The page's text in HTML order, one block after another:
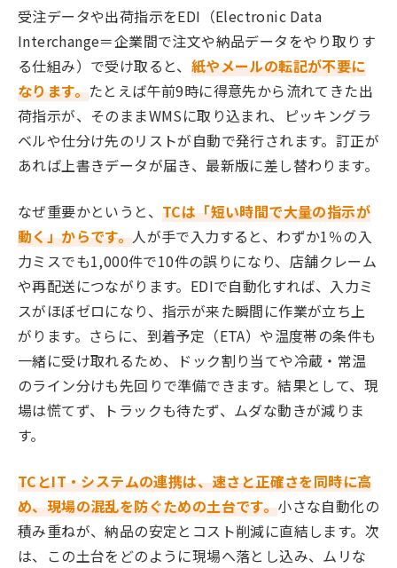
受注データや出荷指示をEDI（Electronic Data
Interchange＝企業間で注文や納品データをやり取りす
る仕組み）で受け取ると、 紙やメールの転記が不要に
なります。たとえば午前9時に得意先から流れてきた出
荷指示が、そのままWMSに取り込まれ、ピッキングラ
ベルや仕分け先のリストが自動で発行されます。訂正が
あれば上書きデータが届き、最新版に差し替わります。
なぜ重要かというと、 TCは「短い時間で大量の指示が
動く」からです。人が手で入力すると、わずか1％の入
力ミスでも1,000件で10件の誤りになり、店舗クレーム
や再配送につながります。EDIで自動化すれば、入力ミ
スがほぼゼロになり、指示が来た瞬間に作業が立ち上
がります。さらに、到着予定（ETA）や温度帯の条件も
一緒に受け取れるため、ドック割り当てや冷蔵・常温
のライン分けも先回りで準備できます。結果として、現
場は慌てず、トラックも待たず、ムダな動きが減りま
す。
TCとIT・システムの連携は、速さと正確さを同時に高
め、現場の混乱を防ぐための土台です。小さな自動化の
積み重ねが、納品の安定とコスト削減に直結します。次
は、この土台をどのように現場へ落とし込み、ムリな